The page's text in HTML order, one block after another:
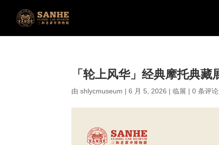
「轮上风华」经典摩托典藏
由shlycmuseum |6 月 5, 2026 |临展 |0 条评论